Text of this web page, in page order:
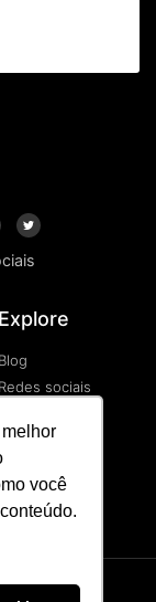
você
Explore
Blog
Redes sociais